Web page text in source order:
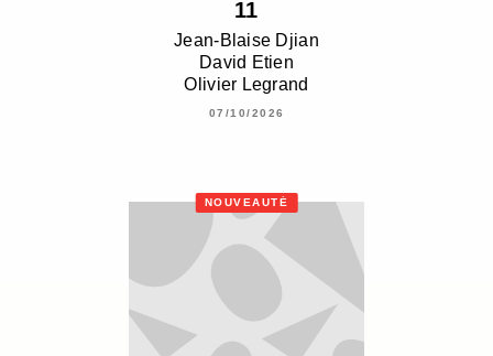
11
Jean-Blaise Djian
David Etien
Olivier Legrand
07/10/2026
NOUVEAUTÉ